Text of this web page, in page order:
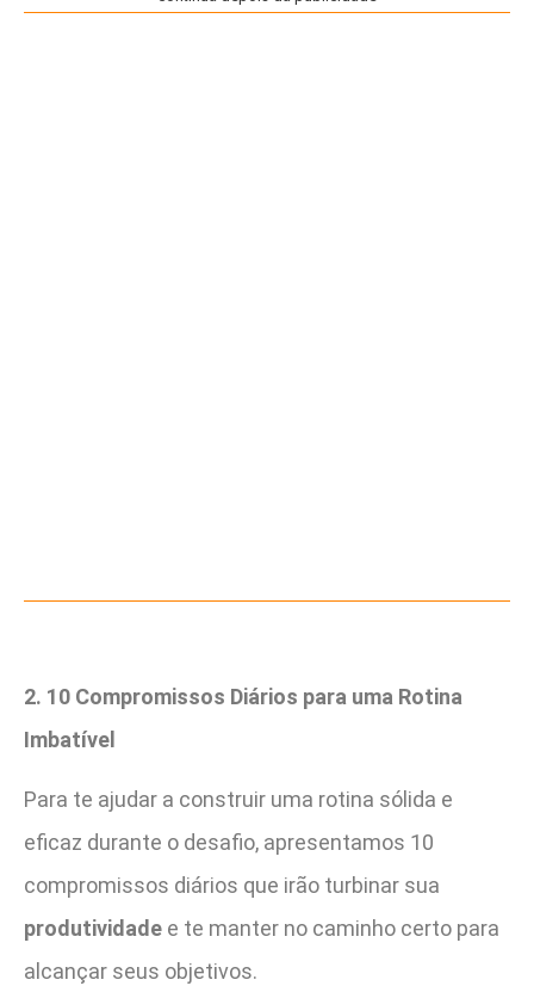
2. 10 Compromissos Diários para uma Rotina
Imbatível
Para te ajudar a construir uma rotina sólida e
eficaz durante o desafio, apresentamos 10
compromissos diários que irão turbinar sua
produtividade e te manter no caminho certo para
alcançar seus objetivos.